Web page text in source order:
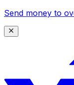
Send money to